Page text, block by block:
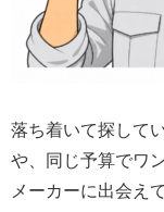
落ち着いて探して
や、同じ予算でワ
メーカーに出会え